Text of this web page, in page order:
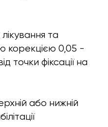
та
корекцією 0,05 -
точки фіксації на
або нижній